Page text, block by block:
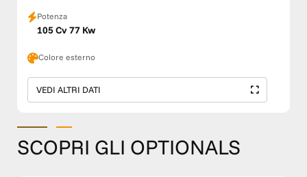
Potenza
105 Cv 77 Kw
Colore esterno
VEDI ALTRI DATI
SCOPRI GLI OPTIONALS